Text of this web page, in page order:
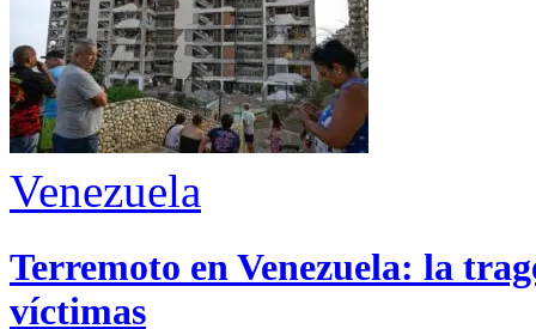
Venezuela
Terremoto en Venezuela: la
víctimas